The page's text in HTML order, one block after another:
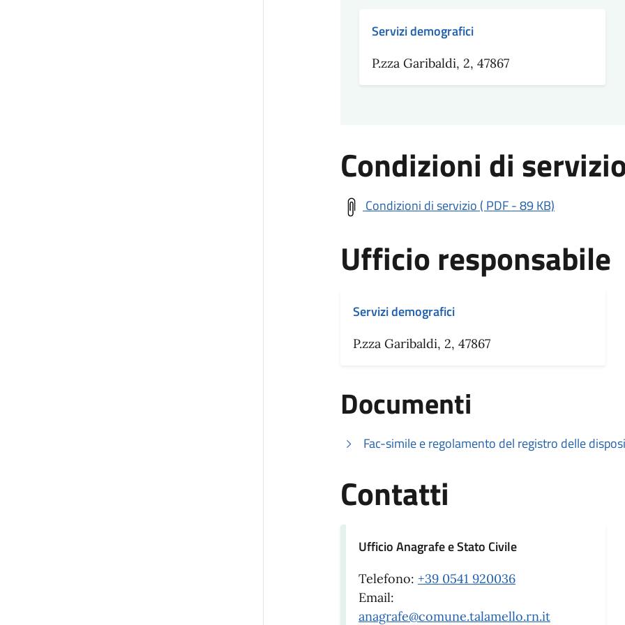
Servizi demografici
P.zza Garibaldi, 2, 47867
Condizioni di
Condizioni di servizio ( PDF - 89 KB)
Ufficio responsabile
Servizi demografici
P.zza Garibaldi, 2, 47867
Documenti
Fac-simile e regolamento del registro delle
Contatti
Ufficio Anagrafe e Stato Civile
Telefono: +39 0541 920036
Email:
anagrafe@comune.talamello.rn.it